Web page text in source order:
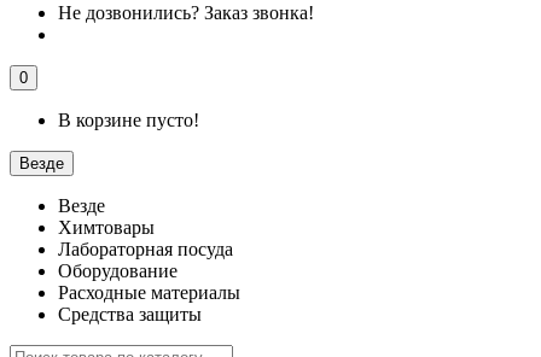
Не дозвонились? Заказ звонка!
0
В корзине пусто!
Везде
Везде
Химтовары
Лабораторная посуда
Оборудование
Расходные материалы
Средства защиты